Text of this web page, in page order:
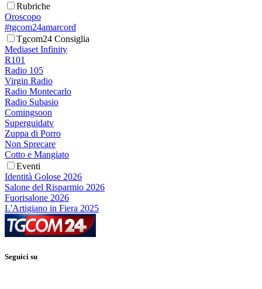
Rubriche
Oroscopo
#tgcom24amarcord
Tgcom24 Consiglia
Mediaset Infinity
R101
Radio 105
Virgin Radio
Radio Montecarlo
Radio Subasio
Comingsoon
Superguidatv
Zuppa di Porro
Non Sprecare
Cotto e Mangiato
Eventi
Identità Golose 2026
Salone del Risparmio 2026
Fuorisalone 2026
L'Artigiano in Fiera 2025
Seguici su